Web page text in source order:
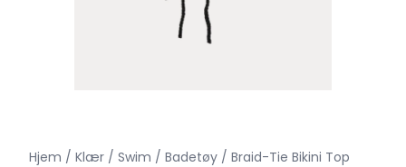
Hjem / Klær / Swim / Badetøy / Braid-Tie Bikini Top